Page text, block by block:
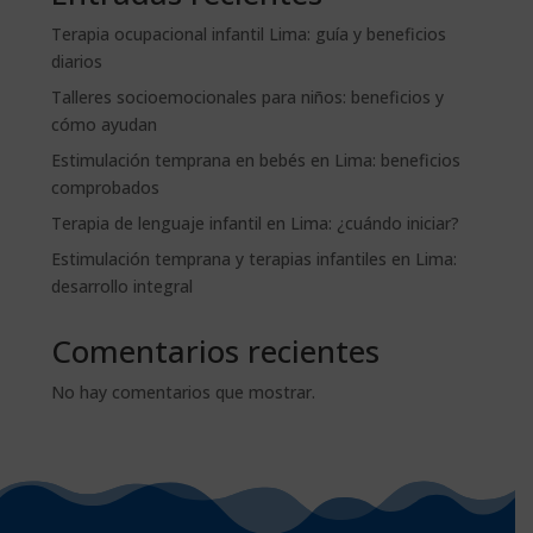
Terapia ocupacional infantil Lima: guía y beneficios
diarios
Talleres socioemocionales para niños: beneficios y
cómo ayudan
Estimulación temprana en bebés en Lima: beneficios
comprobados
Terapia de lenguaje infantil en Lima: ¿cuándo iniciar?
Estimulación temprana y terapias infantiles en Lima:
desarrollo integral
Comentarios recientes
No hay comentarios que mostrar.